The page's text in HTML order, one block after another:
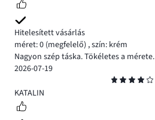
Hitelesített vásárlás
méret: 0 (megfelelő) ,szín: krém
Nagyon szép táska. Tökéletes a mérete.
2026-07-19
4
KATALIN